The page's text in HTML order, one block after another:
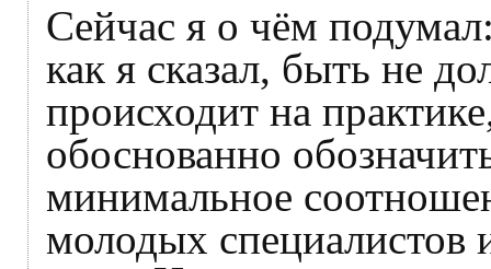
Сейчас я о чём
как я сказал, быть не
происходит на
обоснованно
минимальное
молодых специалистов